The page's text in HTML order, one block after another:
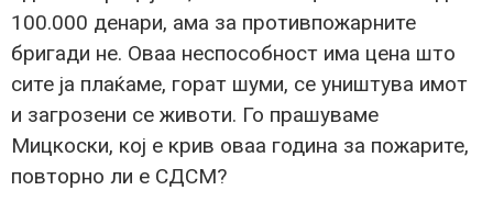
100.000 денари, ама за противпожарните
бригади не. Оваа неспособност има цена што
сите ја плаќаме, горат шуми, се уништува имот
и загрозени се животи. Го прашуваме
Мицкоски, кој е крив оваа година за пожарите,
повторно ли е СДСМ?